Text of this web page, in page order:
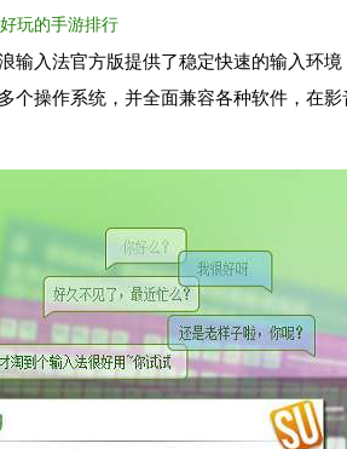
好玩的手游排行
入法官方版提供了稳定快速的输入环
个操作系统，并全面兼容各种软件，在